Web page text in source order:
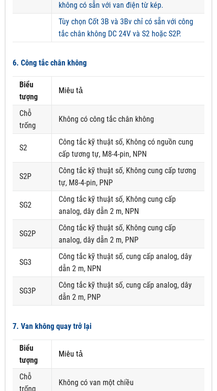
không có sẵn với van điện từ kép.
Tùy chọn Cốt 3B và 3Bv chỉ có sẵn với công
tắc chân không DC 24V và S2 hoặc S2P.
6. Công tắc chân không
Biểu
tượng
Miêu tả
Chỗ
trống
Không có công tắc chân không
S2
Công tắc kỹ thuật số, Không có nguồn cung
cấp tương tự, M8-4-pin, NPN
S2P
Công tắc kỹ thuật số, Không cung cấp tương
tự, M8-4-pin, PNP
SG2
Công tắc kỹ thuật số, Không cung cấp
analog, dây dẫn 2 m, NPN
SG2P
Công tắc kỹ thuật số, Không cung cấp
analog, dây dẫn 2 m, PNP
SG3
Công tắc kỹ thuật số, cung cấp analog, dây
dẫn 2 m, NPN
SG3P
Công tắc kỹ thuật số, cung cấp analog, dây
dẫn 2 m, PNP
7. Van không quay trở lại
Biểu
tượng
Miêu tả
Chỗ
trống
Không có van một chiều